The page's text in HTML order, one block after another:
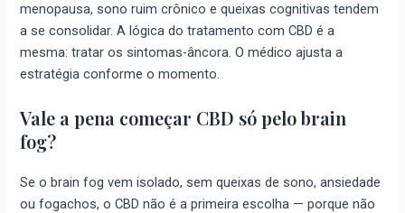
menopausa, sono ruim crônico e queixas cognitivas tendem
a se consolidar. A lógica do tratamento com CBD é a
mesma: tratar os sintomas-âncora. O médico ajusta a
estratégia conforme o momento.
Vale a pena começar CBD só pelo brain
fog?
Se o brain fog vem isolado, sem queixas de sono, ansiedade
ou fogachos, o CBD não é a primeira escolha — porque não